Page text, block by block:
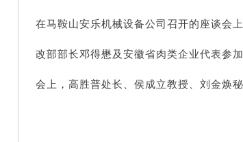
在马鞍山安乐机械设备公司召开的座谈会
改部部长邓得懋及安徽省肉类企业代表参加
会上，高胜普处长、侯成立教授 、刘金焕